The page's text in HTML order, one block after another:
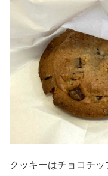
クッキーはチョコチッ